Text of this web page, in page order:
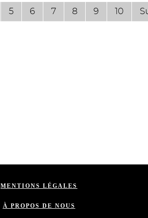
5 6 7 8 9 10
MENTIONS LÉGALES
À PROPOS DE NOUS